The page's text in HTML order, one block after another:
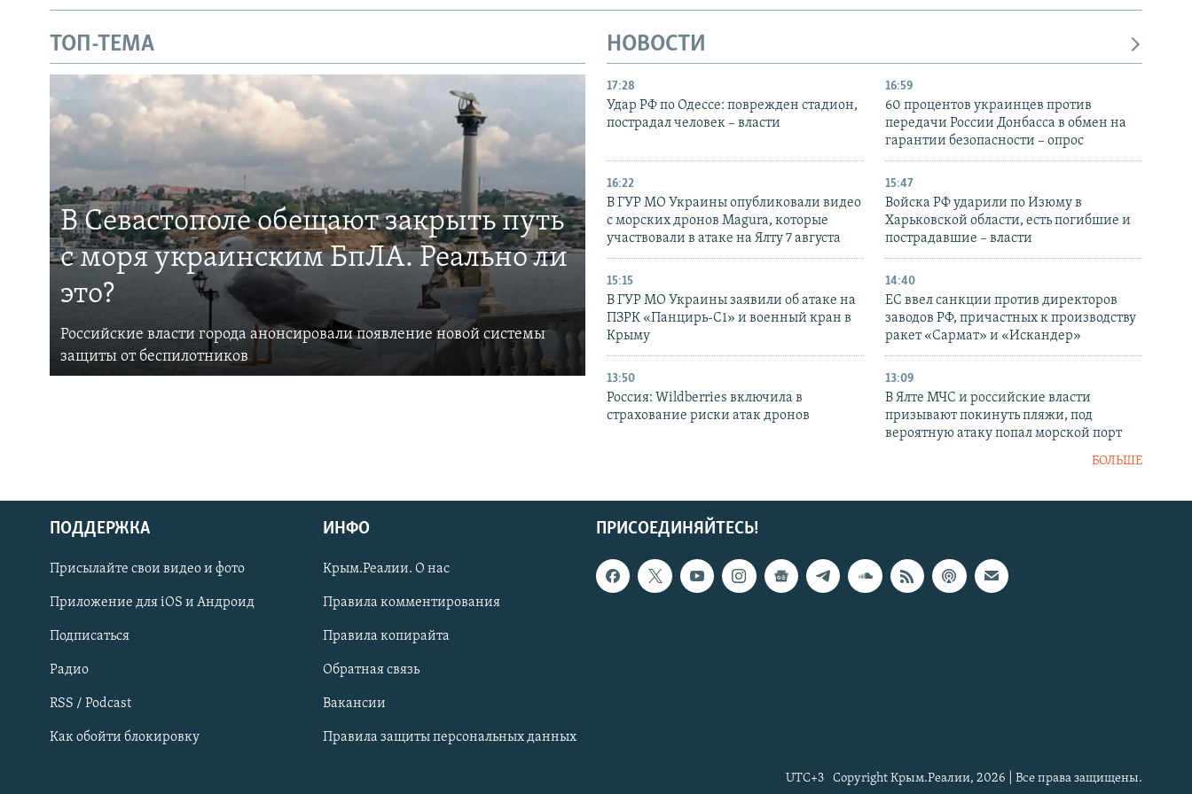
Українською
Qırımtatar
ПРИСОЕДИНЯЙТЕСЬ!
ТОП-ТЕМА
В Севастополе обещают закрыть путь
с моря украинским БпЛА. Реально ли
это?
Российские власти города анонсировали появление новой системы
защиты от беспилотников
НОВОСТИ
17:28
Удар РФ по Одессе: поврежден стадион,
пострадал человек – власти
16:59
60 процентов украинцев против
передачи России Донбасса в обмен на
гарантии безопасности – опрос
16:22
В ГУР МО Украины опубликовали видео
с морских дронов Magura, которые
участвовали в атаке на Ялту 7 августа
15:47
Войска РФ ударили по Изюму в
Харьковской области, есть погибшие и
пострадавшие – власти
15:15
В ГУР МО Украины заявили об атаке на
ПЗРК «Панцирь-С1» и военный кран в
Крыму
14:40
ЕС ввел санкции против директоров
заводов РФ, причастных к производству
ракет «Сармат» и «Искандер»
13:50
Россия: Wildberries включила в
страхование риски атак дронов
13:09
В Ялте МЧС и российские власти
призывают покинуть пляжи, под
вероятную атаку попал морской порт
БОЛЬШЕ
ПРИСОЕДИНЯЙТЕСЬ!
ПОДДЕРЖКА
Присылайте свои видео и фото
Приложение для iOS и Андроид
Подписаться
Радио
RSS / Podcast
Как обойти блокировку
ИНФО
Крым.Реалии. О нас
Правила комментирования
Правила копирайта
Обратная связь
Вакансии
Правила защиты персональных данных
Copyright Крым.Реалии, 2026 | Все права защищены.
UTC+3